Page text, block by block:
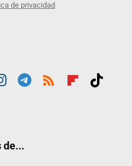
de privacidad
de...